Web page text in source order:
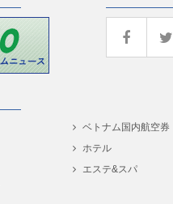
ベトナム国内航空券
ホテル
エステ&スパ